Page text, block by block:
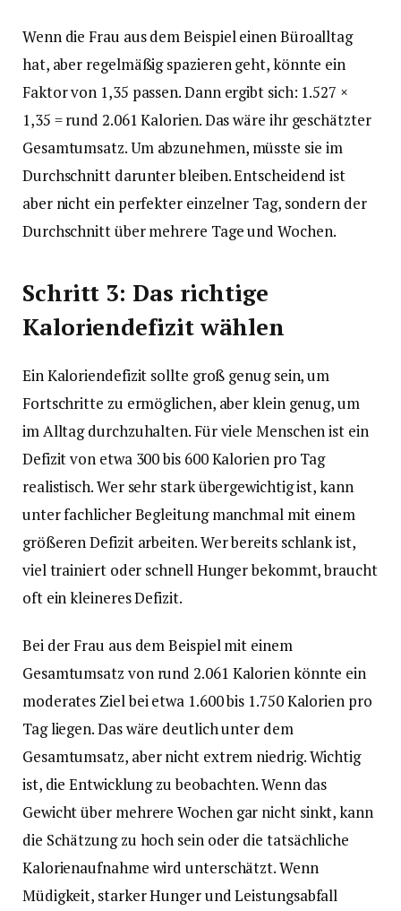
Wenn die Frau aus dem Beispiel einen Büroalltag
hat, aber regelmäßig spazieren geht, könnte ein
Faktor von 1,35 passen. Dann ergibt sich: 1.527 ×
1,35 = rund 2.061 Kalorien. Das wäre ihr geschätzter
Gesamtumsatz. Um abzunehmen, müsste sie im
Durchschnitt darunter bleiben. Entscheidend ist
aber nicht ein perfekter einzelner Tag, sondern der
Durchschnitt über mehrere Tage und Wochen.
Schritt 3: Das richtige
Kaloriendefizit wählen
Ein Kaloriendefizit sollte groß genug sein, um
Fortschritte zu ermöglichen, aber klein genug, um
im Alltag durchzuhalten. Für viele Menschen ist ein
Defizit von etwa 300 bis 600 Kalorien pro Tag
realistisch. Wer sehr stark übergewichtig ist, kann
unter fachlicher Begleitung manchmal mit einem
größeren Defizit arbeiten. Wer bereits schlank ist,
viel trainiert oder schnell Hunger bekommt, braucht
oft ein kleineres Defizit.
Bei der Frau aus dem Beispiel mit einem
Gesamtumsatz von rund 2.061 Kalorien könnte ein
moderates Ziel bei etwa 1.600 bis 1.750 Kalorien pro
Tag liegen. Das wäre deutlich unter dem
Gesamtumsatz, aber nicht extrem niedrig. Wichtig
ist, die Entwicklung zu beobachten. Wenn das
Gewicht über mehrere Wochen gar nicht sinkt, kann
die Schätzung zu hoch sein oder die tatsächliche
Kalorienaufnahme wird unterschätzt. Wenn
Müdigkeit, starker Hunger und Leistungsabfall